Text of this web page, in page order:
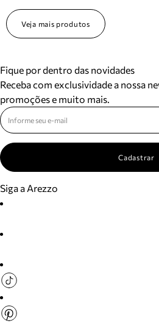
Veja mais produtos
Fique por dentro das novidades
Receba com exclusividade a nossa
promoções e muito mais.
Cadastrar
Siga a Arezzo